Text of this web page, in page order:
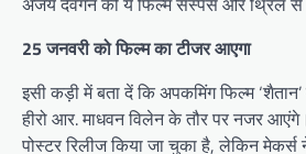
25 जनवरी को फिल्म का टीजर आएगा
इसी कड़ी में बता दें कि अपकमिंग फिल्म
हीरो आर. माधवन विलेन के तौर पर नजर
पोस्टर रिलीज किया जा चुका है, लेकिन मेकर्स